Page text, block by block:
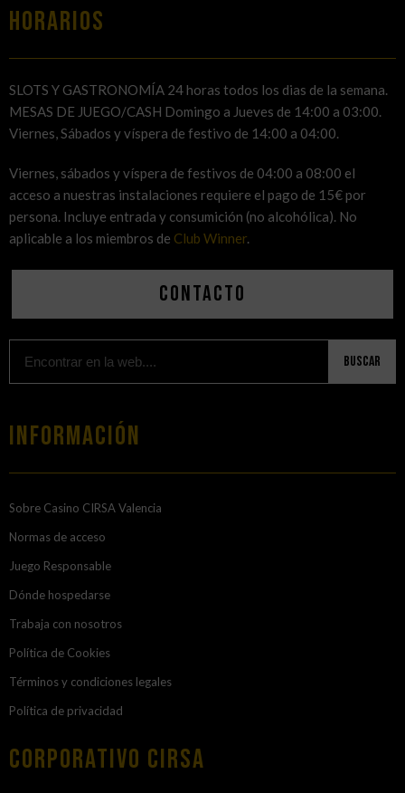
HORARIOS
SLOTS Y GASTRONOMÍA 24 horas todos los dias de la semana.
MESAS DE JUEGO/CASH Domingo a Jueves de 14:00 a 03:00.
Viernes, Sábados y víspera de festivo de 14:00 a 04:00.
Viernes, sábados y víspera de festivos de 04:00 a 08:00 el
acceso a nuestras instalaciones requiere el pago de 15€ por
persona. Incluye entrada y consumición (no alcohólica). No
aplicable a los miembros de Club Winner.
Contacto
Buscar
Información
Sobre Casino CIRSA Valencia
Normas de acceso
Juego Responsable
Dónde hospedarse
Trabaja con nosotros
Política de Cookies
Términos y condiciones legales
Política de privacidad
Corporativo Cirsa